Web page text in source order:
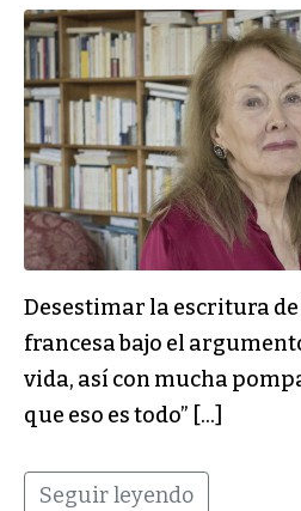
Desestimar la escritura
francesa bajo el
vida, así con mucha
que eso es todo” […]
Seguir leyendo